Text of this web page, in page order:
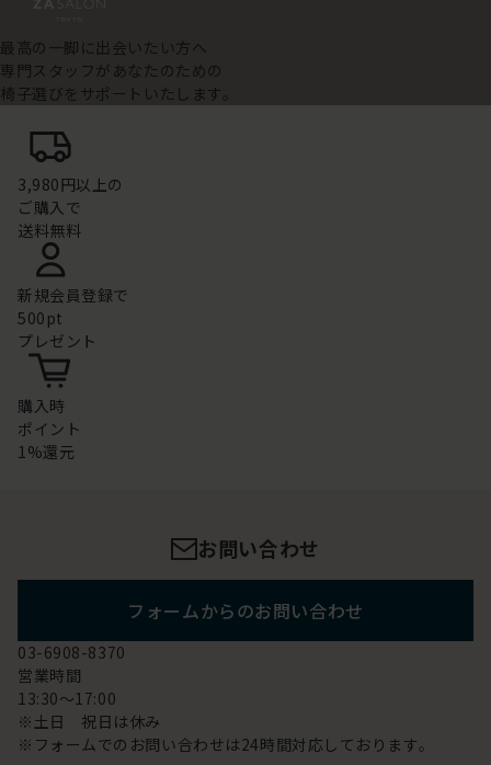
最高の一脚に出会いたい方へ
専門スタッフがあなたのための
椅子選びをサポートいたします。
3,980円以上の
ご購入で
送料無料
新規会員登録で
500pt
プレゼント
購入時
ポイント
1%還元
お問い合わせ
フォームからのお問い合わせ
03-6908-8370
営業時間
13:30～17:00
※土日 祝日は休み
※フォームでのお問い合わせは24時間対応しております。